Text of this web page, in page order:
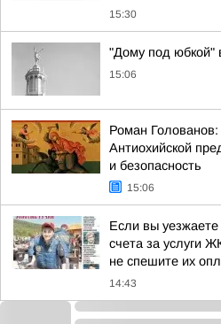
15:30
"Дому под юбкой"
15:06
Роман
Антиохийской
и безопасность
15:06
Если вы уезжаете
счета за услуги
не спешите их
14:43